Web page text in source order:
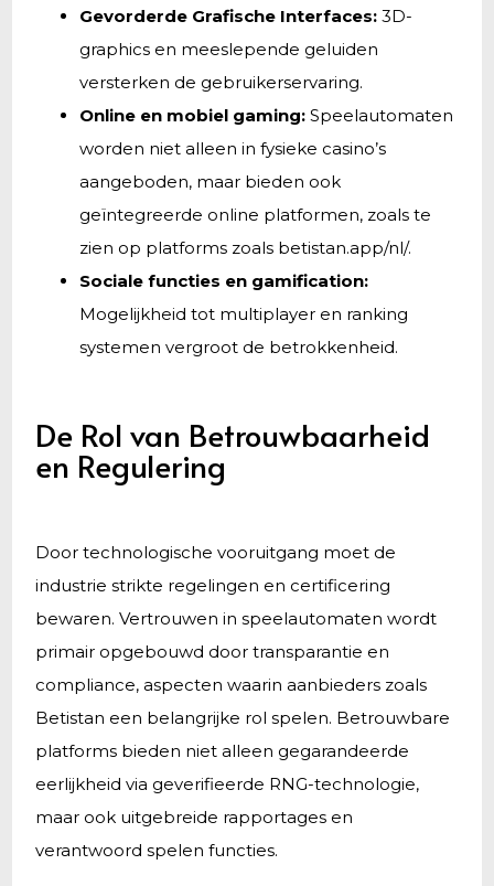
Gevorderde Grafische Interfaces: 3D-
graphics en meeslepende geluiden
versterken de gebruikerservaring.
Online en mobiel gaming: Speelautomaten
worden niet alleen in fysieke casino’s
aangeboden, maar bieden ook
geïntegreerde online platformen, zoals te
zien op platforms zoals betistan.app/nl/.
Sociale functies en gamification:
Mogelijkheid tot multiplayer en ranking
systemen vergroot de betrokkenheid.
De Rol van Betrouwbaarheid
en Regulering
Door technologische vooruitgang moet de
industrie strikte regelingen en certificering
bewaren. Vertrouwen in speelautomaten wordt
primair opgebouwd door transparantie en
compliance, aspecten waarin aanbieders zoals
Betistan een belangrijke rol spelen. Betrouwbare
platforms bieden niet alleen gegarandeerde
eerlijkheid via geverifieerde RNG-technologie,
maar ook uitgebreide rapportages en
verantwoord spelen functies.